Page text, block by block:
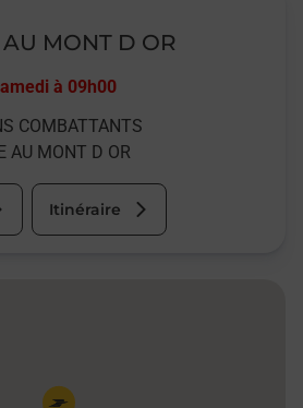
MONT D OR
à 09h00
COMBATTANTS
AU MONT D OR
Itinéraire
Pin de la carte